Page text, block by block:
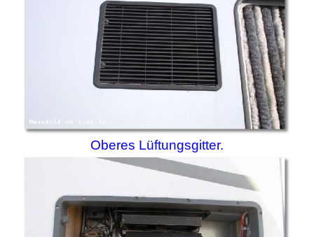
Oberes Lüftungsgitter.